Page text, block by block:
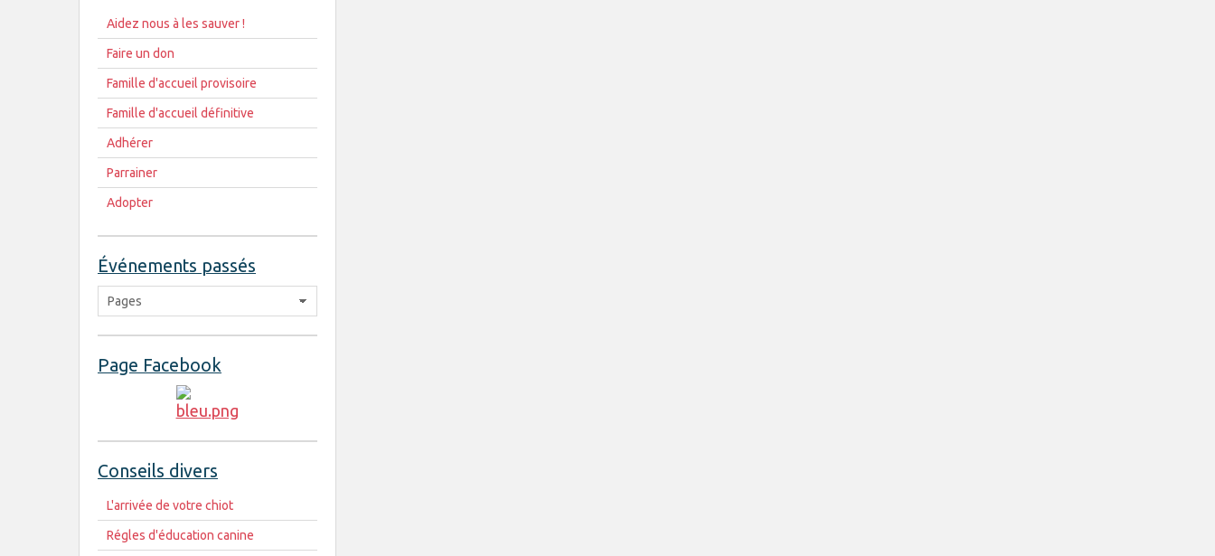
Aidez nous à les sauver !
Faire un don
Famille d'accueil provisoire
Famille d'accueil définitive
Adhérer
Parrainer
Adopter
Événements passés
Page Facebook
Conseils divers
L'arrivée de votre chiot
Régles d'éducation canine